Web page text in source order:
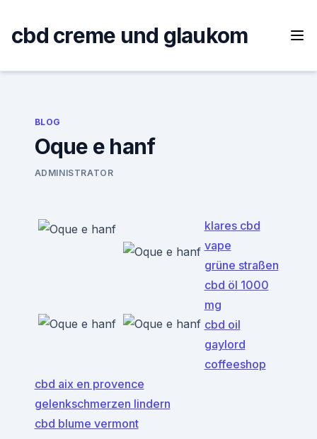
content
cbd creme und glaukom
BLOG
Oque e hanf
ADMINISTRATOR
klares cbd
vape
grüne straßen
cbd öl 1000
mg
cbd oil
gaylord
coffeeshop
cbd aix en provence
gelenkschmerzen lindern
cbd blume vermont